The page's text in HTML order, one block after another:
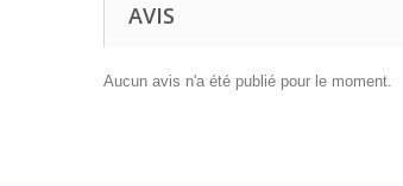
AVIS
Aucun avis n'a été publié pour le moment.